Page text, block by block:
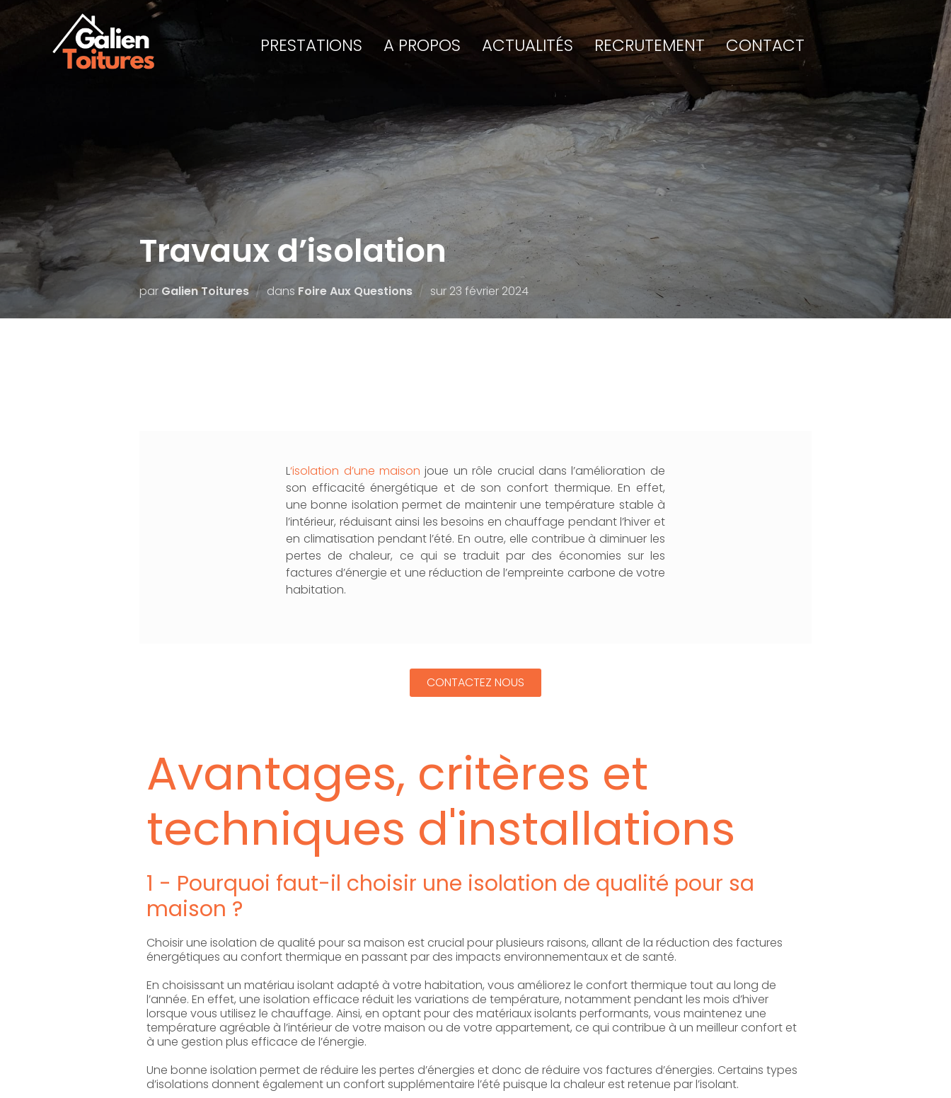
PRESTATIONS A PROPOS ACTUALITÉS RECRUTEMENT CONTACT
Travaux d’isolation
par Galien Toitures dans Foire Aux Questions sur 23 février 2024
L‘isolation d’une maison joue un rôle crucial dans l’amélioration de
son efficacité énergétique et de son confort thermique. En effet,
une bonne isolation permet de maintenir une température stable à
l’intérieur, réduisant ainsi les besoins en chauffage pendant l’hiver et
en climatisation pendant l’été. En outre, elle contribue à diminuer les
pertes de chaleur, ce qui se traduit par des économies sur les
factures d’énergie et une réduction de l’empreinte carbone de votre
habitation.
CONTACTEZ NOUS
Avantages, critères et
techniques d'installations
1 - Pourquoi faut-il choisir une isolation de qualité pour sa
maison ?
Choisir une isolation de qualité pour sa maison est crucial pour plusieurs raisons, allant de la réduction des factures
énergétiques au confort thermique en passant par des impacts environnementaux et de santé.
En choisissant un matériau isolant adapté à votre habitation, vous améliorez le confort thermique tout au long de
l’année. En effet, une isolation efficace réduit les variations de température, notamment pendant les mois d’hiver
lorsque vous utilisez le chauffage. Ainsi, en optant pour des matériaux isolants performants, vous maintenez une
température agréable à l’intérieur de votre maison ou de votre appartement, ce qui contribue à un meilleur confort et
à une gestion plus efficace de l’énergie.
Une bonne isolation permet de réduire les pertes d’énergies et donc de réduire vos factures d’énergies. Certains types
d’isolations donnent également un confort supplémentaire l’été puisque la chaleur est retenue par l’isolant.